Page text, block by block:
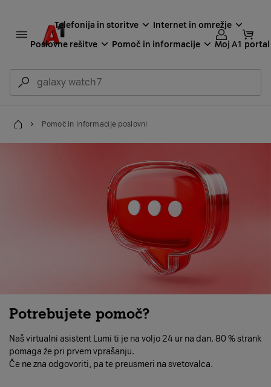
Telefonija in storitve
Internet in omrežje
Poslovne rešitve
Pomoč in informacije Moj A1 portal
Domov
Pomoč in informacije poslovni
Potrebujete pomoč?
Naš virtualni asistent Lumi ti je na voljo 24 ur na dan. 80 % strank
pomaga že pri prvem vprašanju.
Če ne zna odgovoriti, pa te preusmeri na svetovalca.